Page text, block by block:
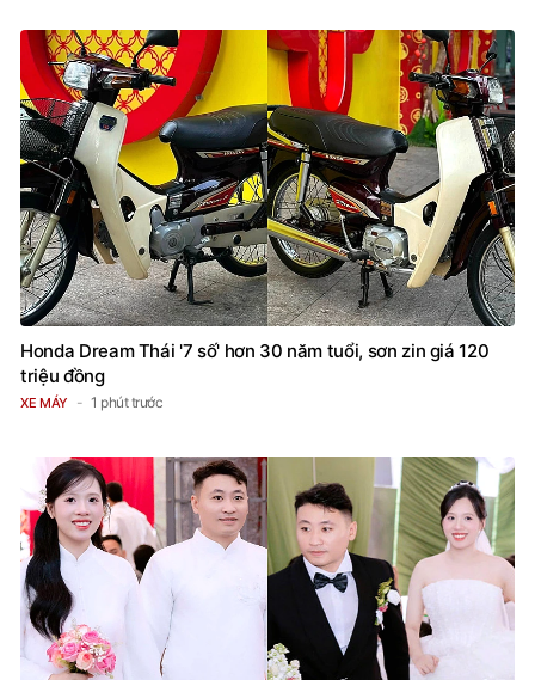
Honda Dream Thái '7 số' hơn 30 năm tuổi, sơn zin giá 120
triệu đồng
XE MÁY 1 phút trước